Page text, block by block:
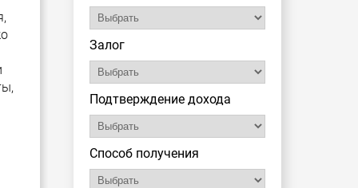
Залог
Подтверждение дохода
Способ получения